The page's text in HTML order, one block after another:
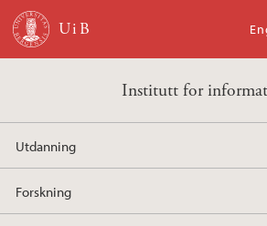
Hopp til hovedinnhold
Institutt for
Utdanning
Forskning